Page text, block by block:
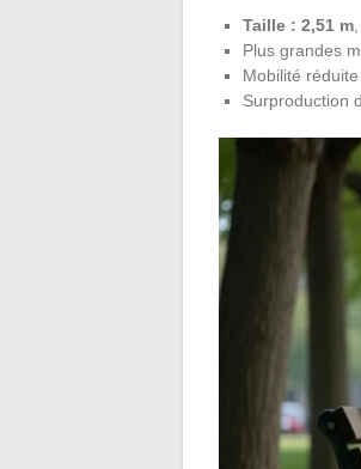
Taille : 2,51 m
Plus grandes
Mobilité
Surproduction